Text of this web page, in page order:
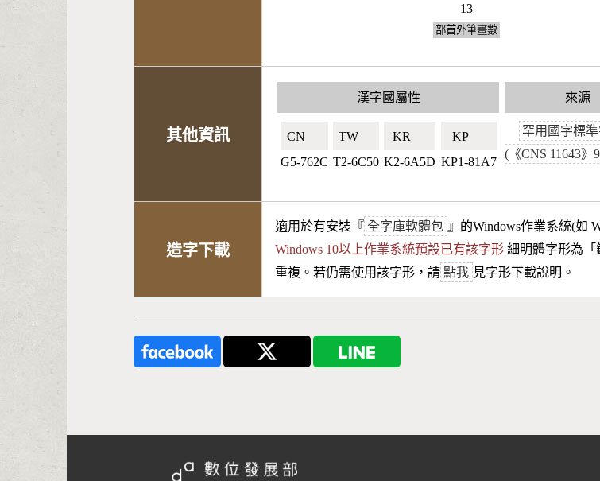
13
部首外筆畫數
其他資訊
漢字國屬性
CN🇨🇳
G5-762C
TW🇹🇼
T2-6C50
KR🇰🇷
K2-6A5D
KP🇰🇵
KP1-81A7
來源
罕用國字標
(《CNS 11643》
造字下載
適用於有安裝『 全字庫軟體包 』的Windows作業系統(如
Windows 10以上作業系統預設已有該字形 細明體字形為「
重複。若仍需使用該字形，請 點我 見字形下載說明。